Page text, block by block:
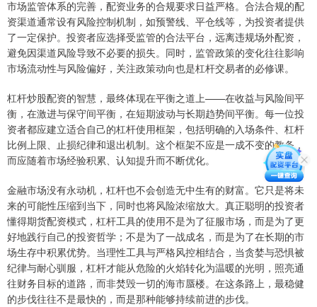
市场监管体系的完善，配资业务的合规要求日益严格。合法合规的配
资渠道通常设有风险控制机制，如预警线、平仓线等，为投资者提供
了一定保护。投资者应选择受监管的合法平台，远离违规场外配资，
避免因渠道风险导致不必要的损失。同时，监管政策的变化往往影响
市场流动性与风险偏好，关注政策动向也是杠杆交易者的必修课。
杠杆炒股配资的智慧，最终体现在平衡之道上——在收益与风险间平
衡，在激进与保守间平衡，在短期波动与长期趋势间平衡。每一位投
资者都应建立适合自己的杠杆使用框架，包括明确的入场条件、杠杆
比例上限、止损纪律和退出机制。这个框架不应是一成不变的教条，
而应随着市场经验积累、认知提升而不断优化。
金融市场没有永动机，杠杆也不会创造无中生有的财富。它只是将未
来的可能性压缩到当下，同时也将风险浓缩放大。真正聪明的投资者
懂得期货配资模式，杠杆工具的使用不是为了征服市场，而是为了更
好地践行自己的投资哲学；不是为了一战成名，而是为了在长期的市
场生存中积累优势。当理性工具与严格风控相结合，当贪婪与恐惧被
纪律与耐心驯服，杠杆才能从危险的火焰转化为温暖的光明，照亮通
往财务目标的道路，而非焚毁一切的海市蜃楼。在这条路上，最稳健
的步伐往往不是最快的，而是那种能够持续前进的步伐。